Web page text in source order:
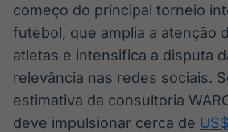
Soluções de
Tecnologia
começo do principal torneio
futebol, que amplia a atenção
atletas e intensifica a disputa
relevância nas redes sociais.
estimativa da consultoria
deve impulsionar cerca de